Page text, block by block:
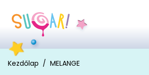
Kezdőlap MELANGE